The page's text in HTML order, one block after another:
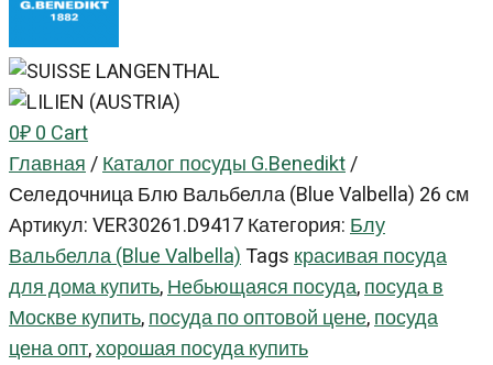
0₽0Cart
Главная/Каталог посуды G.Benedikt/
Селедочница Блю Вальбелла (Blue Valbella) 26 см
Артикул:VER30261.D9417Категория:Блу
Вальбелла (Blue Valbella)Tagsкрасивая посуда
для дома купить,Небьющаяся посуда,посуда в
Москве купить,посуда по оптовой цене,посуда
цена опт,хорошая посуда купить